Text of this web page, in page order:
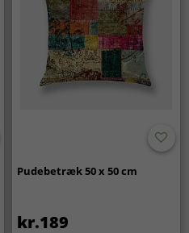
Pudebetræk 50 x 50 cm
kr.189